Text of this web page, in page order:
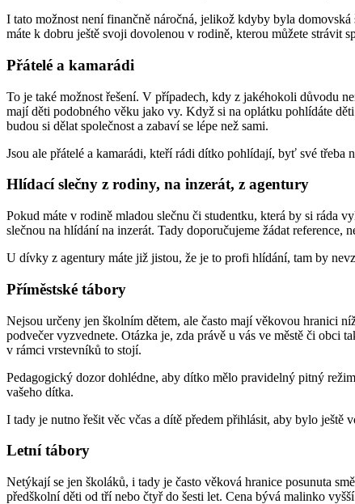
I tato možnost není finančně náročná, jelikož kdyby byla
máte k dobru ještě svoji dovolenou v rodině, kterou můžete strávit
Přátelé a kamarádi
To je také možnost řešení. V případech, kdy z jakéhokoli důvodu
mají děti podobného věku jako vy. Když si na oplátku pohlídáte
budou si dělat společnost a zabaví se lépe než sami.
Jsou ale přátelé a kamarádi, kteří rádi dítko pohlídají, byť své třeba
Hlídací slečny z rodiny, na inzerát, z agentury
Pokud máte v rodině mladou slečnu či studentku, která by si ráda
slečnou na hlídání na inzerát. Tady doporučujeme žádat
U dívky z agentury máte již jistou, že je to profi hlídání, tam by
Příměstské tábory
Nejsou určeny jen školním dětem, ale často mají věkovou hranici
podvečer vyzvednete. Otázka je, zda právě u vás ve městě či obci
v rámci vrstevníků to stojí.
Pedagogický dozor dohlédne, aby dítko mělo pravidelný pitný
vašeho dítka.
I tady je nutno řešit věc včas a dítě předem přihlásit, aby bylo
Letní tábory
Netýkají se jen školáků, i tady je často věková hranice posunuta
předškolní děti od tří nebo čtyř do šesti let. Cena bývá malinko